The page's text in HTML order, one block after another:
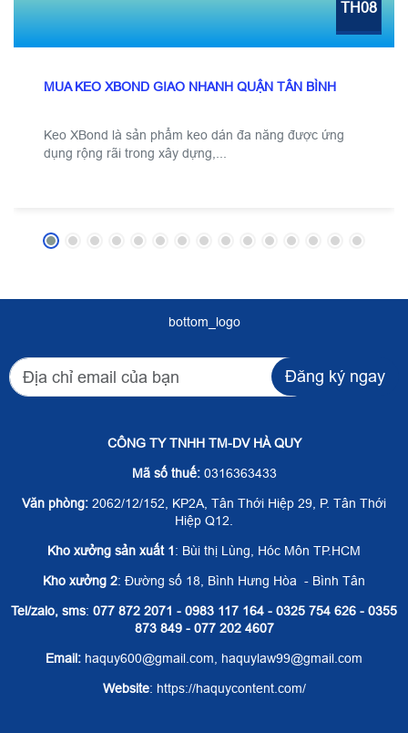
TH08
MUA KEO XBOND GIAO NHANH QUẬN TÂN BÌNH
Keo XBond là sản phẩm keo dán đa năng được ứng
dụng rộng rãi trong xây dựng,...
bottom_logo
Đăng ký ngay
CÔNG TY TNHH TM-DV HÀ QUY
Mã số thuế:0316363433
Văn phòng: 2062/12/152, KP2A, Tân Thới Hiệp 29, P. Tân Thới
Hiệp Q12.
Kho xưởng sản xuất 1: Bùi thị Lùng, Hóc Môn TP.HCM
Kho xưởng 2: Đường số 18, Bình Hưng Hòa - Bình Tân
Tel/zalo, sms: 077 872 2071 - 0983 117 164 - 0325 754 626 - 0355
873 849 - 077 202 4607
Email: haquy600@gmail.com, haquylaw99@gmail.com
Website: https://haquycontent.com/